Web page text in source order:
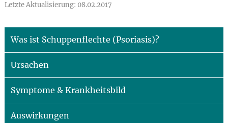
Letzte Aktualisierung: 08.02.2017
Was ist Schuppenflechte (Psoriasis)?
Ursachen
Symptome & Krankheitsbild
Auswirkungen